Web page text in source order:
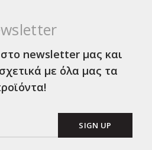
newsletter μας και
με όλα μας τα